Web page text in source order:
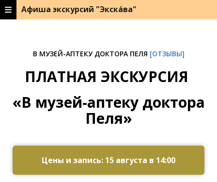
Афиша экскурсий "Экска́ва"
В МУЗЕЙ-АПТЕКУ ДОКТОРА ПЕЛЯ [ОТЗЫВЫ]
ПЛАТНАЯ ЭКСКУРСИЯ
«В музей-аптеку доктора
Пеля»
Цены и запись: 15 августа в 14:00